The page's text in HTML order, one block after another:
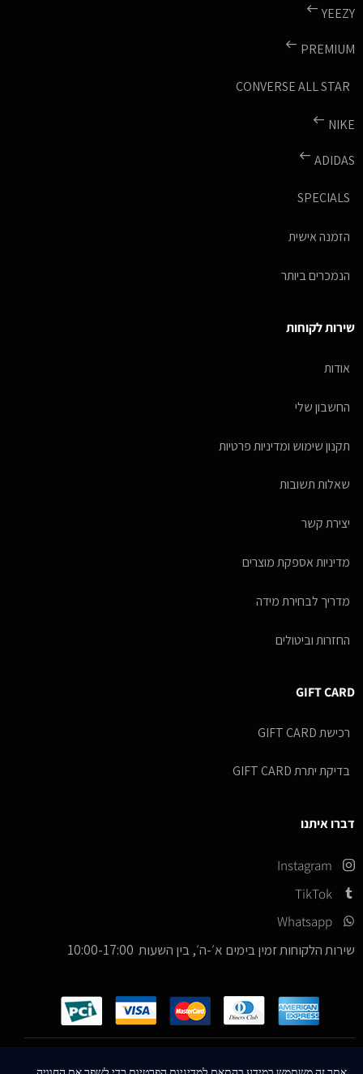
YEEZY
PREMIUM
CONVERSE ALL STAR
NIKE
ADIDAS
SPECIALS
הזמנה אישית
הנמכרים ביותר
שירות לקוחות
אודות
החשבון שלי
תקנון שימוש ומדיניות פרטיות
שאלות תשובות
יצירת קשר
מדיניות אספקת מוצרים
מדריך לבחירת מידה
החזרות וביטולים
GIFT CARD
רכישת GIFT CARD
בדיקת יתרת GIFT CARD
דברו איתנו
Instagram
TikTok
Whatsapp
שירות הלקוחות זמין בימים א׳-ה׳, בין השעות 10:00-17:00